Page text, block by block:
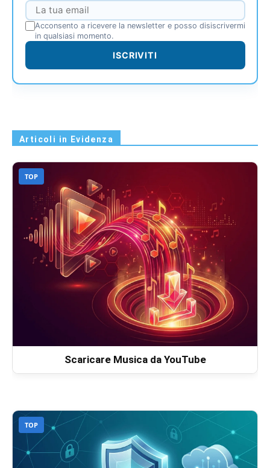
Acconsento a ricevere la newsletter e posso disiscrivermi
in qualsiasi momento.
ISCRIVITI
Articoli in Evidenza
TOP
Scaricare Musica da YouTube
TOP